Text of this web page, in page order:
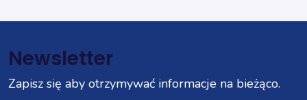
Newsletter
Zapisz się aby otrzymywać informacje na bieżąco.